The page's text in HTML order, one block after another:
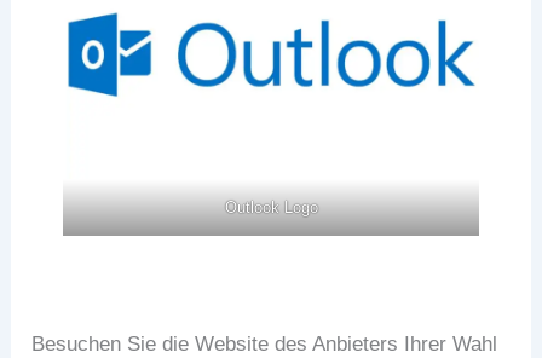
Outlook Logo
Besuchen Sie die Website des Anbieters Ihrer Wahl